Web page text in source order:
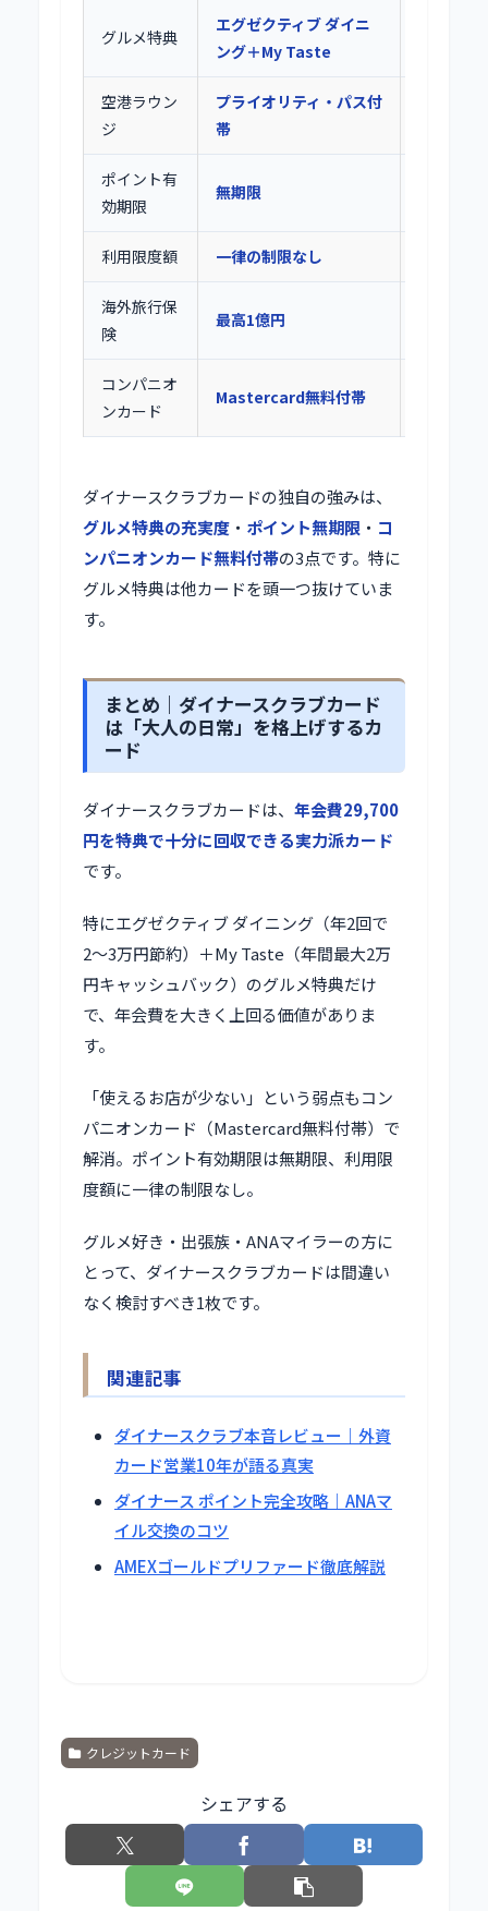
グルメ特典
エグゼクティブ ダイニ
ング＋My Taste
空港ラウン
ジ
プライオリティ・パス付
帯
ポイント有
効期限
無期限
利用限度額 一律の制限なし
海外旅行保
険
最高1億円
コンパニオ
ンカード
Mastercard無料付帯
ダイナースクラブカードの独自の強みは、
グルメ特典の充実度 ・ ポイント無期限 ・ コ
ンパニオンカード無料付帯の3点です。特に
グルメ特典は他カードを頭一つ抜けていま
す。
まとめ｜ダイナースクラブカード
は「大人の日常」を格上げするカ
ード
ダイナースクラブカードは、 年会費29,700
円を特典で十分に回収できる実力派カード
です。
特にエグゼクティブ ダイニング（年2回で
2〜3万円節約）＋My Taste（年間最大2万
円キャッシュバック）のグルメ特典だけ
で、年会費を大きく上回る価値がありま
す。
「使えるお店が少ない」という弱点もコン
パニオンカード（Mastercard無料付帯）で
解消。ポイント有効期限は無期限、利用限
度額に一律の制限なし。
グルメ好き・出張族・ANAマイラーの方に
とって、ダイナースクラブカードは間違い
なく検討すべき1枚です。
関連記事
ダイナースクラブ本音レビュー｜外資
カード営業10年が語る真実
ダイナース ポイント完全攻略｜ANAマ
イル交換のコツ
AMEXゴールドプリファード徹底解説
クレジットカード
シェアする